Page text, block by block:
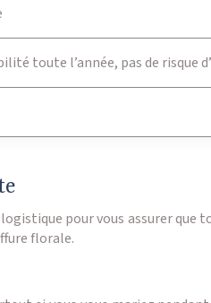
toute l’année, pas de risque
pour vous assurer
florale.